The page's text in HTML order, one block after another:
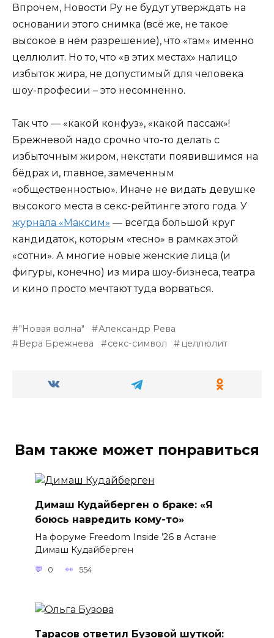
Впрочем, Новости Ру не будут утверждать на
основании этого снимка (всё же, не такое
высокое в нём разрешение), что «там» именно
целлюлит. Но то, что «в этих местах» налицо
избыток жира, не допустимый для человека
шоу-професии – это несомненно.
Так что — «какой конфуз», «какой пассаж»!
Брежневой надо срочно что-то делать с
избыточным жиром, некстати появившимся на
бёдрах и, главное, замеченным
«общественностью». Иначе не видать девушке
высокого места в секс-рейтинге этого года. У
журнала «Максим» — всегда большой круг
кандидаток, которым «тесно» в рамках этой
«сотни». А многие новые женские лица (и
фигуры, конечно) из мира шоу-бизнеса, театра
и кино просто мечтают туда ворваться.
"Новая волна"
Александр Рева
Вера Брежнева
секс-символ целлюлит
Вам также может понравиться
Димаш Кудайберген о браке: «Я
боюсь навредить кому-то»
На форуме Freedom Inside ’26 в Астане
Димаш Кудайберген
0 554
Тарасов ответил Бузовой шуткой: